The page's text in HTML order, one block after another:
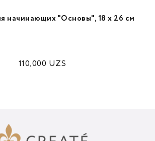
начинающих "Основы", 18 х 26 см
110,000 UZS